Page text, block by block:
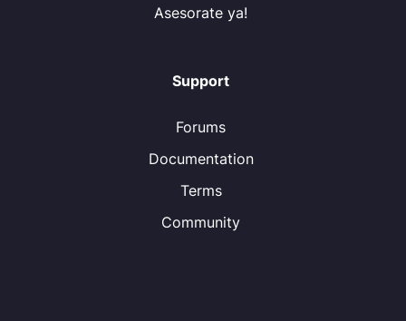
Asesorate ya!
Support
Forums
Documentation
Terms
Community